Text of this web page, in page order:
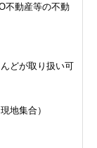
不動産等の不動
どが取り扱い可
地集合）